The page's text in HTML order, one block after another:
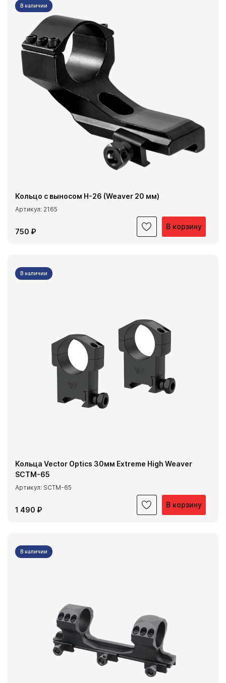
В наличии
В корзину
Кольцо с выносом Н-26 (Weaver 20 мм)
Артикул: 2165
750 ₽
В наличии
В корзину
Кольца Vector Optics 30мм Extreme High Weaver
SCTM-65
Артикул: SCTM-65
1 490 ₽
В наличии